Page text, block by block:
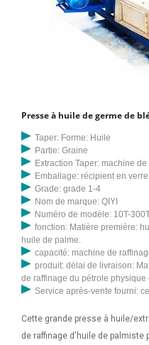
Presse à huile de germe de
Taper: Forme: Huile
Partie: Graine
Extraction Taper: machine
Emballage: récipient en
Grade: grade 1-4
Nom de marque: QIYI
Numéro de modèle: 10T-
fonction: Matière première:
huile de palme.
capacité: machine de
produit: délai de livraison:
de raffinage du pétrole physique
Service après-vente fourni:
Cette grande presse à huile/
de raffinage d'huile de palmiste